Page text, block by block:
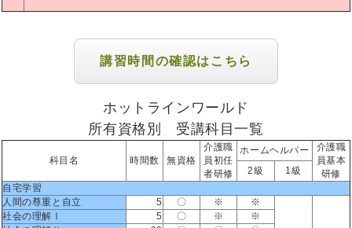
講習時間の確認はこちら
ホットラインワールド
所有資格別 受講科目一覧
科目名 時間数 無資格
介護職
員初任
者研修
ホームヘルパー
介護職
員基本
研修
2級
1級
自宅学習
人間の尊重と自立
5 〇 ※ ※
社会の理解Ⅰ 5 〇 ※
※